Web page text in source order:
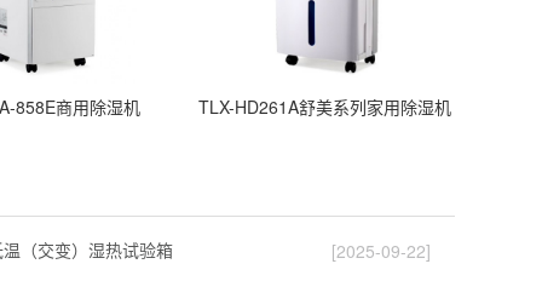
858E商用除湿机 TLX-HD261A舒美系列家用除湿机
（交变）湿热试验箱
[2025-09-22]